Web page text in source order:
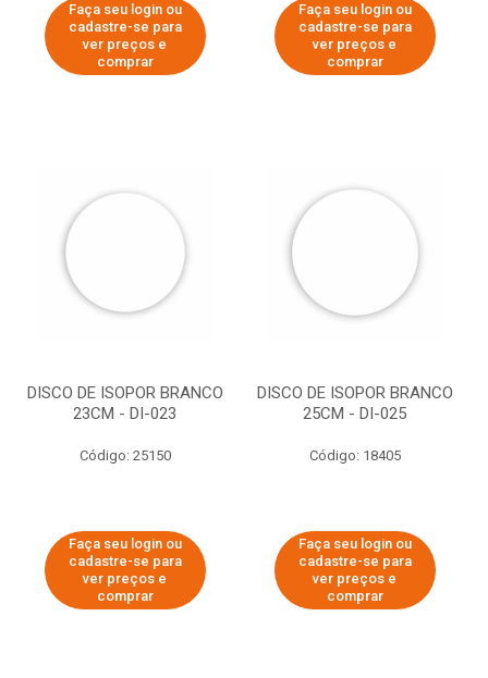
Faça seu login ou
cadastre-se para
ver preços e
comprar
Faça seu login ou
cadastre-se para
ver preços e
comprar
DISCO DE ISOPOR BRANCO
23CM - DI-023
Código: 25150
Faça seu login ou
cadastre-se para
ver preços e
comprar
DISCO DE ISOPOR BRANCO
25CM - DI-025
Código: 18405
Faça seu login ou
cadastre-se para
ver preços e
comprar